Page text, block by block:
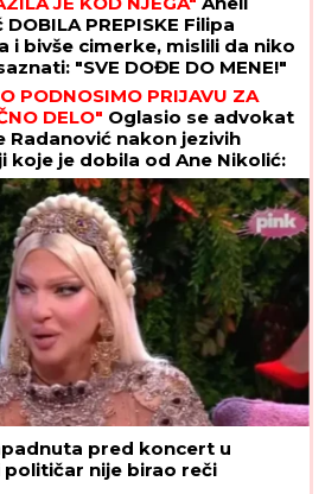
PREPISKE Filipa
i bivše cimerke, mislili da niko
"SVE DOĐE DO MENE!"
PODNOSIMO PRIJAVU ZA
DELO" Oglasio se advokat
Radanović nakon jezivih
koje je dobila od Ane Nikolić:
sramno"
pred koncert u
političar nije birao reči